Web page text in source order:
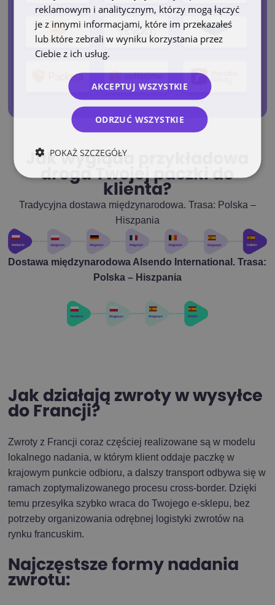
Jak wygląda przykładowa
droga Twojej paczki do
klienta?
Tradycyjna dostawa międzynarodowa. Trasa: Polska –
Hiszpania
Dostawa międzynarodowa Alsendo International. Trasa:
Polska – Hiszpania
Jak działają zwroty w wysyłce
do Francji?
Zwroty z Francji coraz częściej realizowane są w modelu
lokalnego nadania, w którym klient oddaje paczkę w
krajowym punkcie odbioru, a dalszy transport odbywa się w
ramach zoptymalizowanego procesu cross-border. Dzięki
temu przesyłka szybko wraca do Twojego e-sklepu, bez
potrzeby organizowania odrębnej logistyki zwrotów na
rynku francuskim.
Najczęstsze formy nadania
zwrotu:
reklamowym i analitycznym, którzy mogą łączyć
je z innymi informacjami, które im przekazałeś
lub które zebrali w wyniku korzystania przez
Ciebie z ich usług.
AKCEPTUJ WSZYSTKIE
ODRZUĆ WSZYSTKIE
POKAŻ SZCZEGÓŁY